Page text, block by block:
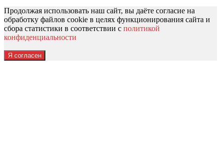
Продолжая использовать наш сайт, вы даёте согласие на
обработку файлов cookie в целях функционирования сайта и
сбора статистики в соответствии с политикой
конфиденциальности
Я согласен